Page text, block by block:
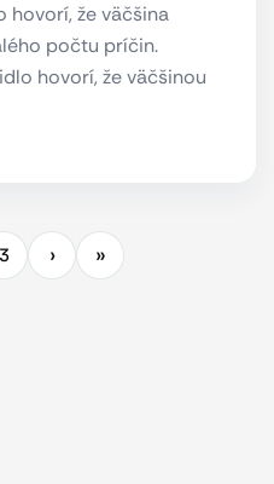
hovorí, že väčšina
počtu príčin.
hovorí, že väčšinou
3